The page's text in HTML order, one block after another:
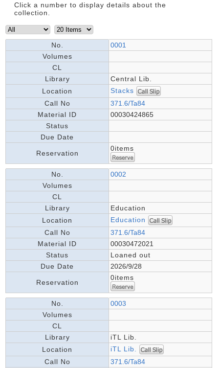
Click a number to display details about the
collection.
No.
0001
Volumes
CL
Library
Central Lib.
Location
Stacks
Call No
371.6/Ta84
Material ID
00030424865
Status
Due Date
Reservation
0items
No.
0002
Volumes
CL
Library
Education
Location
Education
Call No
371.6/Ta84
Material ID
00030472021
Status
Loaned out
Due Date
2026/9/28
Reservation
0items
No.
0003
Volumes
CL
Library
iTL Lib.
Location
iTL Lib.
Call No
371.6/Ta84